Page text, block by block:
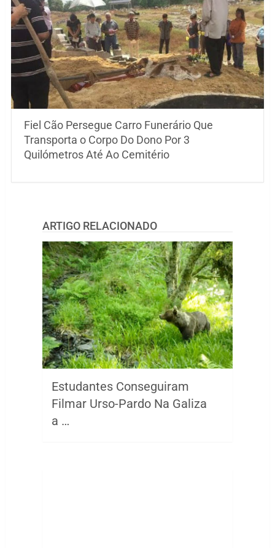
Fiel Cão Persegue Carro Funerário Que
Transporta o Corpo Do Dono Por 3
Quilómetros Até Ao Cemitério
ARTIGO RELACIONADO
Estudantes Conseguiram
Filmar Urso-Pardo Na Galiza
a …